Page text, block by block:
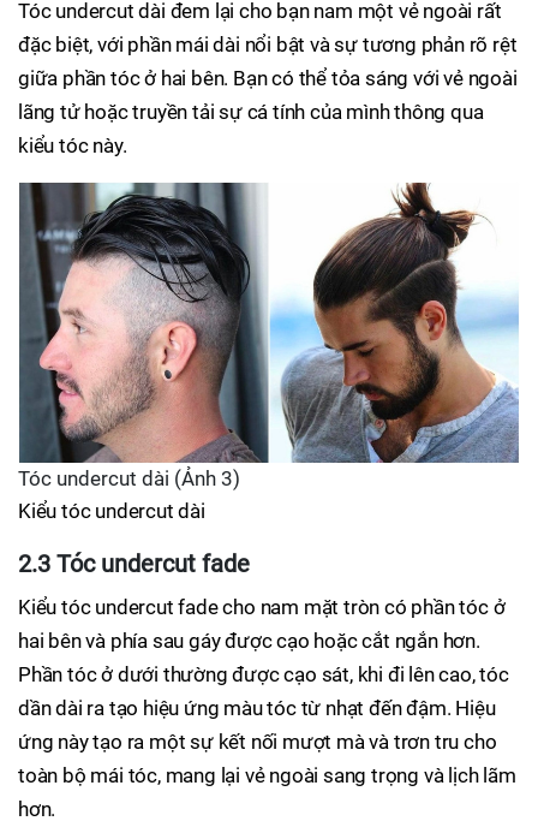
Tóc undercut dài đem lại cho bạn nam một vẻ ngoài rất
đặc biệt, với phần mái dài nổi bật và sự tương phản rõ rệt
giữa phần tóc ở hai bên. Bạn có thể tỏa sáng với vẻ ngoài
lãng tử hoặc truyền tải sự cá tính của mình thông qua
kiểu tóc này.
Tóc undercut dài (Ảnh 3)
Kiểu tóc undercut dài
2.3 Tóc undercut fade
Kiểu tóc undercut fade cho nam mặt tròn có phần tóc ở
hai bên và phía sau gáy được cạo hoặc cắt ngắn hơn.
Phần tóc ở dưới thường được cạo sát, khi đi lên cao, tóc
dần dài ra tạo hiệu ứng màu tóc từ nhạt đến đậm. Hiệu
ứng này tạo ra một sự kết nối mượt mà và trơn tru cho
toàn bộ mái tóc, mang lại vẻ ngoài sang trọng và lịch lãm
hơn.